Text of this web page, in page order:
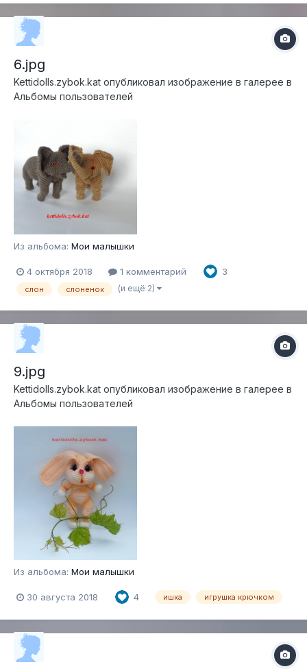
6.jpg
Kettidolls.zybok.kat опубликовал изображение в галерее в
Альбомы пользователей
Из альбома: Мои малышки
4 октября 2018 1 комментарий 3
слон слоненок (и ещё 2)
9.jpg
Kettidolls.zybok.kat опубликовал изображение в галерее в
Альбомы пользователей
Из альбома: Мои малышки
30 августа 2018 4 ишка игрушка крючком